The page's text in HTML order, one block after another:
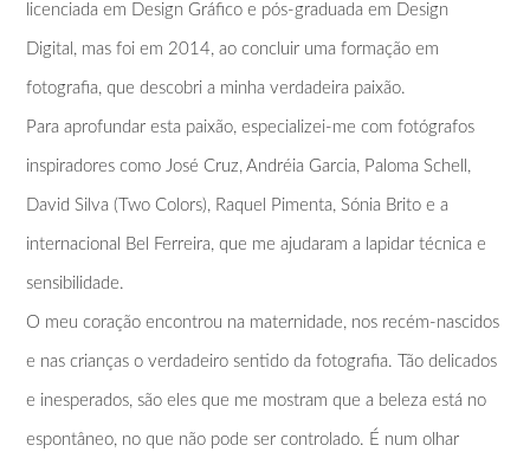
licenciada em Design Gráfico e pós-graduada em Design
Digital, mas foi em 2014, ao concluir uma formação em
fotografia, que descobri a minha verdadeira paixão.
Para aprofundar esta paixão, especializei-me com fotógrafos
inspiradores como José Cruz, Andréia Garcia, Paloma Schell,
David Silva (Two Colors), Raquel Pimenta, Sónia Brito e a
internacional Bel Ferreira, que me ajudaram a lapidar técnica e
sensibilidade.
O meu coração encontrou na maternidade, nos recém-nascidos
e nas crianças o verdadeiro sentido da fotografia. Tão delicados
e inesperados, são eles que me mostram que a beleza está no
espontâneo, no que não pode ser controlado. É num olhar